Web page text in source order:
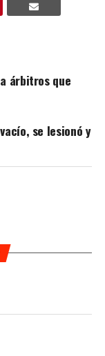
árbitros que
se lesionó y